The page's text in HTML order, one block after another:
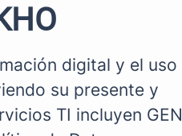
digital y el uso
su presente y
TI incluyen GEN